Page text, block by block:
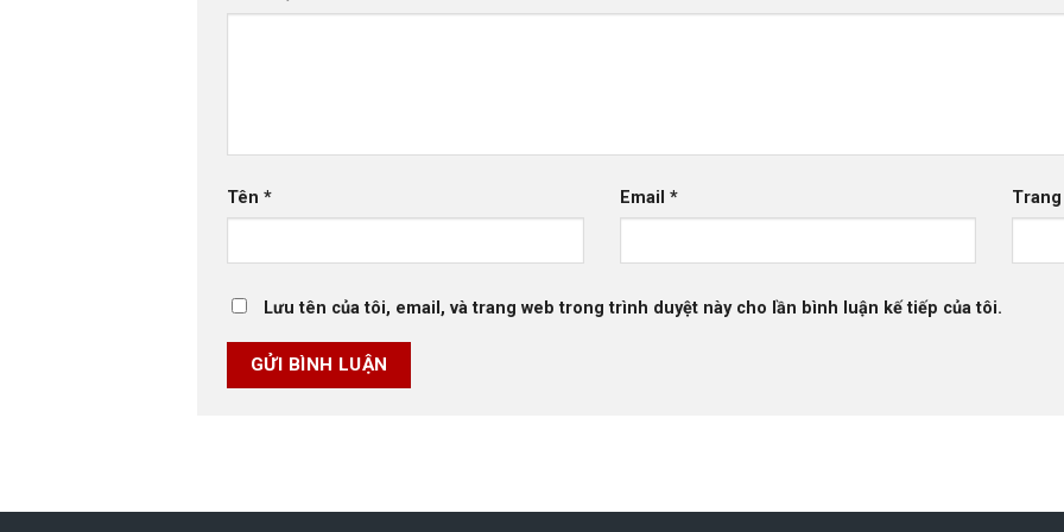
Tên* Email *
Lưu tên của tôi, email, và trang web trong trình duyệt này cho lần bình luận kế tiếp của tôi.